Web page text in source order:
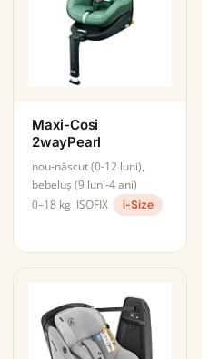
Maxi-Cosi
2wayPearl
nou-născut (0-12 luni),
bebeluș (9 luni-4 ani)
0–18 kg ISOFIX i-Size